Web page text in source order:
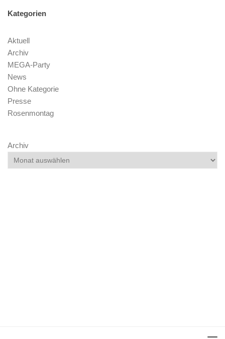
Kategorien
Aktuell
Archiv
MEGA-Party
News
Ohne Kategorie
Presse
Rosenmontag
Archiv